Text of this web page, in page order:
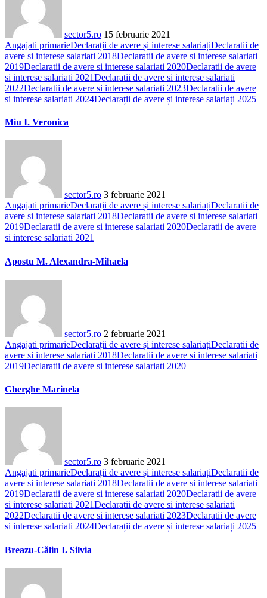
sector5.ro 15 februarie 2021
Angajati primarieDeclarații de avere și interese salariațiDeclaratii de
avere si interese salariati 2018Declaratii de avere si interese salariati
2019Declaratii de avere si interese salariati 2020Declaratii de avere
si interese salariati 2021Declaratii de avere si interese salariati
2022Declaratii de avere si interese salariati 2023Declaratii de avere
si interese salariati 2024Declarații de avere și interese salariați 2025
Miu I. Veronica
sector5.ro 3 februarie 2021
Angajati primarieDeclarații de avere și interese salariațiDeclaratii de
avere si interese salariati 2018Declaratii de avere si interese salariati
2019Declaratii de avere si interese salariati 2020Declaratii de avere
si interese salariati 2021
Apostu M. Alexandra-Mihaela
sector5.ro 2 februarie 2021
Angajati primarieDeclarații de avere și interese salariațiDeclaratii de
avere si interese salariati 2018Declaratii de avere si interese salariati
2019Declaratii de avere si interese salariati 2020
Gherghe Marinela
sector5.ro 3 februarie 2021
Angajati primarieDeclarații de avere și interese salariațiDeclaratii de
avere si interese salariati 2018Declaratii de avere si interese salariati
2019Declaratii de avere si interese salariati 2020Declaratii de avere
si interese salariati 2021Declaratii de avere si interese salariati
2022Declaratii de avere si interese salariati 2023Declaratii de avere
si interese salariati 2024Declarații de avere și interese salariați 2025
Breazu-Călin I. Silvia